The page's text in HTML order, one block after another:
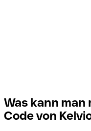
Was kann man
Code von